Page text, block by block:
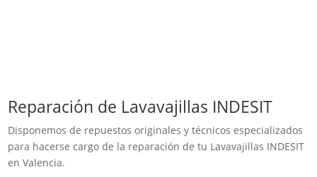
Reparación de Lavavajillas INDESIT
Disponemos de repuestos originales y técnicos especializados
para hacerse cargo de la reparación de tu Lavavajillas INDESIT
en Valencia.